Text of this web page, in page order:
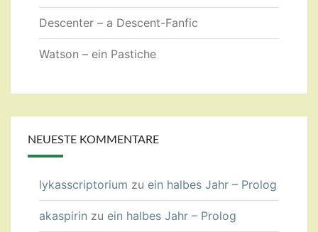
Descenter – a Descent-Fanfic
Watson – ein Pastiche
NEUESTE KOMMENTARE
lykasscriptorium zu ein halbes Jahr – Prolog
akaspirin zu ein halbes Jahr – Prolog